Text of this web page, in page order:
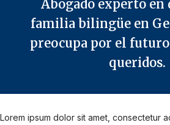
Abogado experto en
familia bilingüe en
preocupa por el futuro
queridos.
Lorem ipsum dolor sit amet, consectetur